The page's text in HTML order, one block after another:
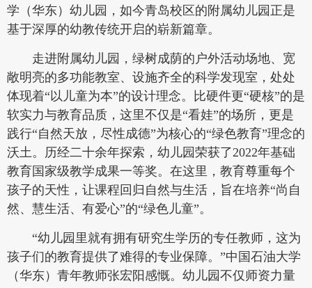
学（华东）幼儿园，如今青岛校区的附属幼儿园正是
基于深厚的幼教传统开启的崭新篇章。
走进附属幼儿园，绿树成荫的户外活动场地、宽
敞明亮的多功能教室、设施齐全的科学发现室，处处
体现着“以儿童为本”的设计理念。比硬件更“硬核”的是
软实力与教育品质，这里不仅是“看娃”的场所，更是
践行“自然天放，尽性成德”为核心的“绿色教育”理念的
沃土。历经二十余年探索，幼儿园荣获了2022年基础
教育国家级教学成果一等奖。在这里，教育尊重每个
孩子的天性，让课程回归自然与生活，旨在培养“尚自
然、慧生活、有爱心”的“绿色儿童”。
“幼儿园里就有拥有研究生学历的专任教师，这为
孩子们的教育提供了难得的专业保障。”中国石油大学
（华东）青年教师张宏阳感慨。幼儿园不仅师资力量